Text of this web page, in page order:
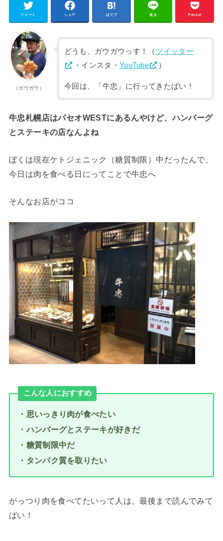
ツイート シェア はてブ 送る Pocket
（ガウガウ）
どうも、ガウガウっす！（ツイッター
・インスタ・ YouTube ）
今回は、「牛忠」に行ってきたばい！
牛忠札幌店はパセオWESTにあるんやけど、ハンバーグ
とステーキの店なんよね
ぼくは現在ケトジェニック（糖質制限）中だったんで、
今日は肉を食べる日にってことで牛忠へ
そんなお店がココ
こんな人におすすめ
・思いっきり肉が食べたい
・ハンバーグとステーキが好きだ
・糖質制限中だ
・タンパク質を取りたい
がっつり肉を食べてたいって人は、最後まで読んでみて
ばい！